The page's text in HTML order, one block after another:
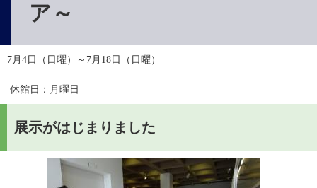
ア～
7月4日（日曜）～7月18日（日曜）
休館日：月曜日
展示がはじまりました